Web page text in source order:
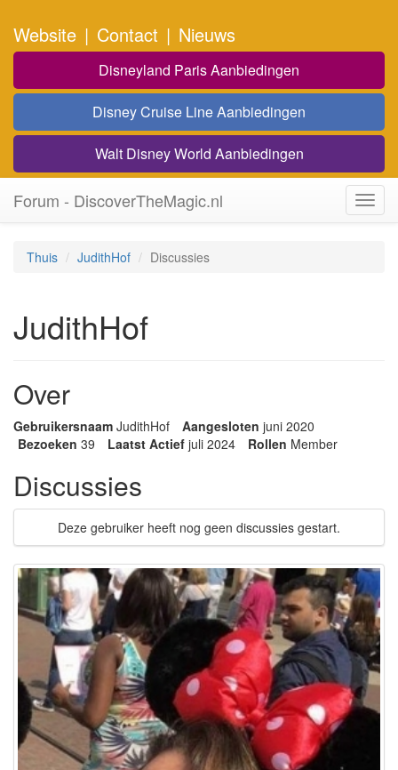
Website | Contact | Nieuws
Disneyland Paris Aanbiedingen
Disney Cruise Line Aanbiedingen
Walt Disney World Aanbiedingen
Forum - DiscoverTheMagic.nl
Thuis JudithHof Discussies
JudithHof
Over
Gebruikersnaam JudithHof Aangesloten juni 2020
Bezoeken 39 Laatst Actief juli 2024 Rollen Member
Discussies
Deze gebruiker heeft nog geen discussies gestart.